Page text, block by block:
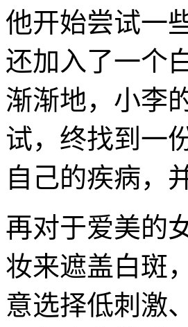
他开始尝试一
还加入了一个
渐渐地，小李
试，终找到一
自己的疾病，
再对于爱美的
妆来遮盖白斑
意选择低刺激